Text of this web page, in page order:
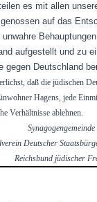
es mit allen
auf das
aufgestellt und zu
gegen Deutschland
daß die jüdischen
Hagens, jede
Verhältnisse ablehnen.
Deutscher
Reichsbund jüdischer